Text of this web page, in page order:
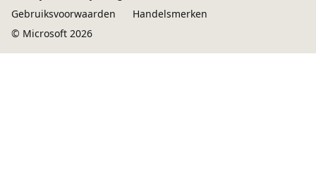
Gebruiksvoorwaarden
Handelsmerken
© Microsoft 2026